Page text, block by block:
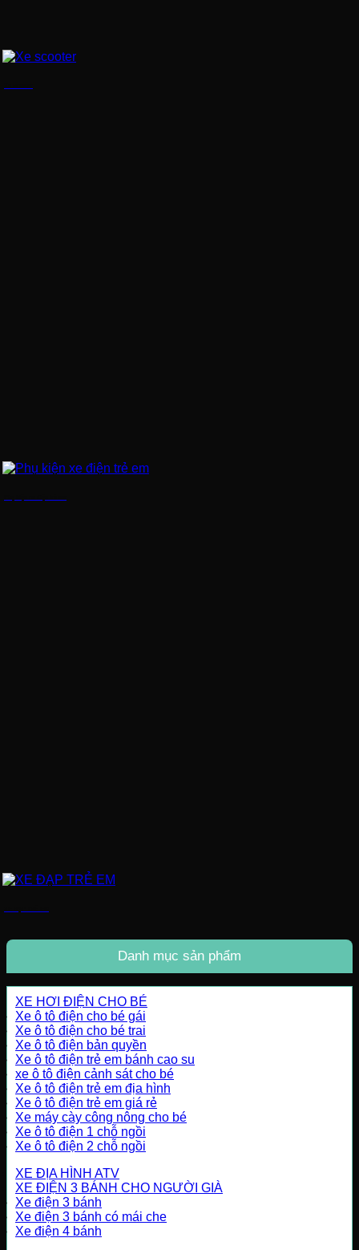
Danh mục sản phẩm
XE HƠI ĐIỆN CHO BÉ
Xe ô tô điện cho bé gái
Xe ô tô điện cho bé trai
Xe ô tô điện bản quyền
Xe ô tô điện trẻ em bánh cao su
xe ô tô điện cảnh sát cho bé
Xe ô tô điện trẻ em địa hình
Xe ô tô điện trẻ em giá rẻ
Xe máy cày công nông cho bé
Xe ô tô điện 1 chỗ ngồi
Xe ô tô điện 2 chỗ ngồi
XE ĐỊA HÌNH ATV
XE ĐIỆN 3 BÁNH CHO NGƯỜI GIÀ
Xe điện 3 bánh
Xe điện 3 bánh có mái che
Xe điện 4 bánh